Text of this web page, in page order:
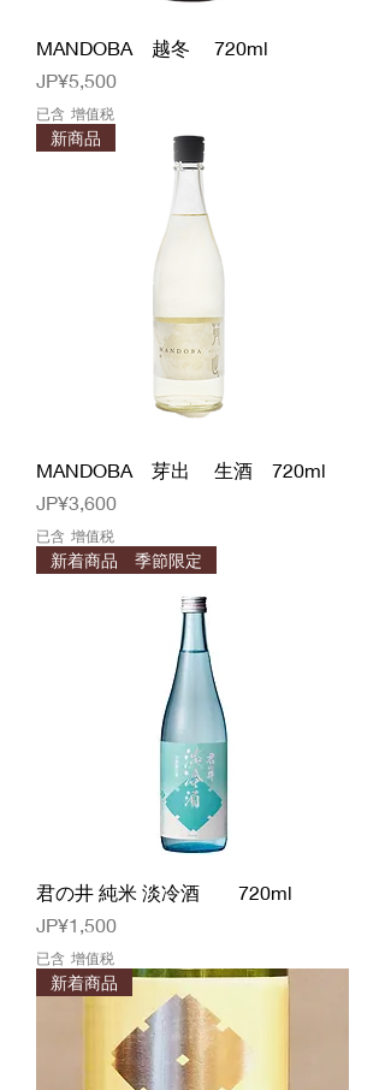
MANDOBA 越冬 720ml
價格
JP¥5,500
已含 增值税
新商品
MANDOBA 芽出 生酒 720ml
價格
JP¥3,600
已含 增值税
新着商品 季節限定
君の井 純米 淡冷酒 720ml
價格
JP¥1,500
已含 增值税
新着商品